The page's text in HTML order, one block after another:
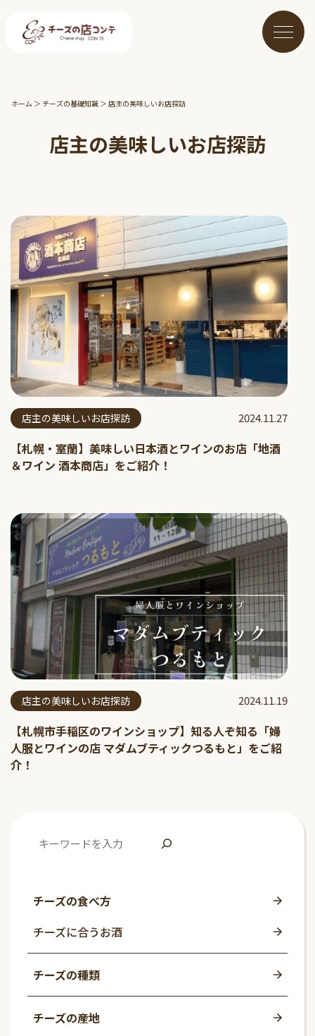
ホーム ＞ チーズの基礎知識 ＞ 店主の美味しいお店探訪
店主の美味しいお店探訪
店主の美味しいお店探訪 2024.11.27
【札幌・室蘭】美味しい日本酒とワインのお店「地酒
＆ワイン 酒本商店」をご紹介！
店主の美味しいお店探訪 2024.11.19
【札幌市手稲区のワインショップ】知る人ぞ知る「婦
人服とワインの店 マダムブティックつるもと」をご紹
介！
チーズの食べ方
チーズに合うお酒
チーズの種類
チーズの産地